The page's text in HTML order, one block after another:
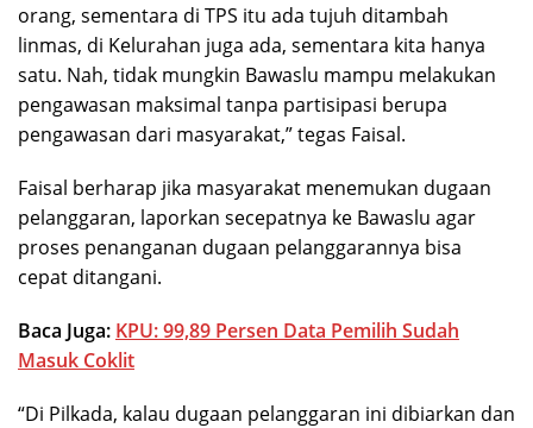
orang, sementara di TPS itu ada tujuh ditambah
linmas, di Kelurahan juga ada, sementara kita hanya
satu. Nah, tidak mungkin Bawaslu mampu melakukan
pengawasan maksimal tanpa partisipasi berupa
pengawasan dari masyarakat,” tegas Faisal.
Faisal berharap jika masyarakat menemukan dugaan
pelanggaran, laporkan secepatnya ke Bawaslu agar
proses penanganan dugaan pelanggarannya bisa
cepat ditangani.
Baca Juga: KPU: 99,89 Persen Data Pemilih Sudah
Masuk Coklit
“Di Pilkada, kalau dugaan pelanggaran ini dibiarkan dan